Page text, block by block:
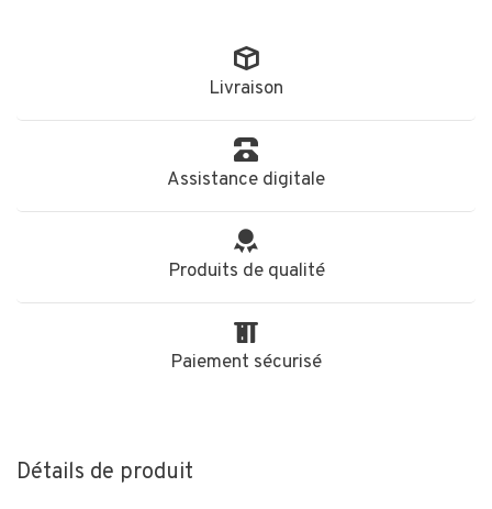
Livraison
Assistance digitale
Produits de qualité
Paiement sécurisé
Détails de produit